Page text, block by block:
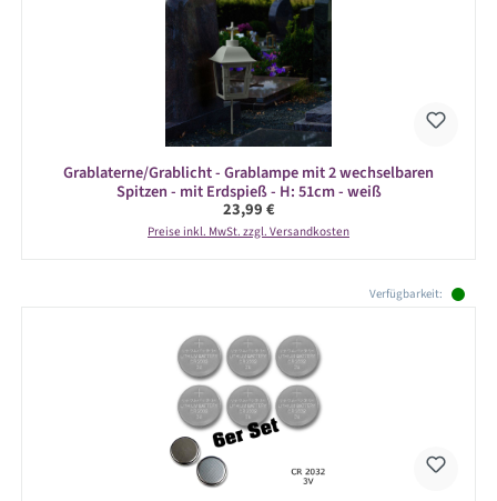
Grablaterne/Grablicht - Grablampe mit 2 wechselbaren
Spitzen - mit Erdspieß - H: 51cm - weiß
Regulärer Preis:
23,99 €
Preise inkl. MwSt. zzgl. Versandkosten
Verfügbarkeit: